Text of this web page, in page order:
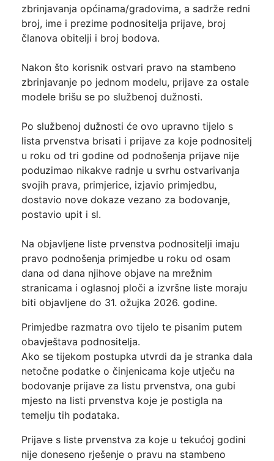
zbrinjavanja općinama/gradovima, a sadrže redni
broj, ime i prezime podnositelja prijave, broj
članova obitelji i broj bodova.
Nakon što korisnik ostvari pravo na stambeno
zbrinjavanje po jednom modelu, prijave za ostale
modele brišu se po službenoj dužnosti.
Po službenoj dužnosti će ovo upravno tijelo s
lista prvenstva brisati i prijave za koje podnositelj
u roku od tri godine od podnošenja prijave nije
poduzimao nikakve radnje u svrhu ostvarivanja
svojih prava, primjerice, izjavio primjedbu,
dostavio nove dokaze vezano za bodovanje,
postavio upit i sl.
Na objavljene liste prvenstva podnositelji imaju
pravo podnošenja primjedbe u roku od osam
dana od dana njihove objave na mrežnim
stranicama i oglasnoj ploči a izvršne liste moraju
biti objavljene do 31. ožujka 2026. godine.
Primjedbe razmatra ovo tijelo te pisanim putem
obavještava podnositelja.
Ako se tijekom postupka utvrdi da je stranka dala
netočne podatke o činjenicama koje utječu na
bodovanje prijave za listu prvenstva, ona gubi
mjesto na listi prvenstva koje je postigla na
temelju tih podataka.
Prijave s liste prvenstva za koje u tekućoj godini
nije doneseno rješenje o pravu na stambeno